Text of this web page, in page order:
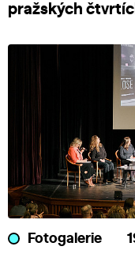
pražských
Fotogalerie